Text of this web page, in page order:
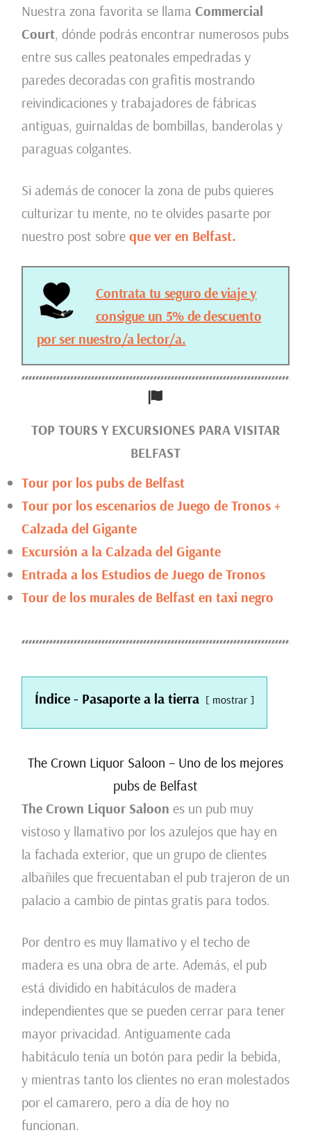
Nuestra zona favorita se llama Commercial
Court, dónde podrás encontrar numerosos pubs
entre sus calles peatonales empedradas y
paredes decoradas con grafitis mostrando
reivindicaciones y trabajadores de fábricas
antiguas, guirnaldas de bombillas, banderolas y
paraguas colgantes.
Si además de conocer la zona de pubs quieres
culturizar tu mente, no te olvides pasarte por
nuestro post sobre que ver en Belfast.
Contrata tu seguro de viaje y
consigue un 5% de descuento
por ser nuestro/a lector/a.
TOP TOURS Y EXCURSIONES PARA VISITAR
BELFAST
Tour por los pubs de Belfast
Tour por los escenarios de Juego de Tronos +
Calzada del Gigante
Excursión a la Calzada del Gigante
Entrada a los Estudios de Juego de Tronos
Tour de los murales de Belfast en taxi negro
Índice - Pasaporte a la tierra mostrar
The Crown Liquor Saloon – Uno de los mejores
pubs de Belfast
The Crown Liquor Saloon es un pub muy
vistoso y llamativo por los azulejos que hay en
la fachada exterior, que un grupo de clientes
albañiles que frecuentaban el pub trajeron de un
palacio a cambio de pintas gratis para todos.
Por dentro es muy llamativo y el techo de
madera es una obra de arte. Además, el pub
está dividido en habitáculos de madera
independientes que se pueden cerrar para tener
mayor privacidad. Antiguamente cada
habitáculo tenía un botón para pedir la bebida,
y mientras tanto los clientes no eran molestados
por el camarero, pero a día de hoy no
funcionan.